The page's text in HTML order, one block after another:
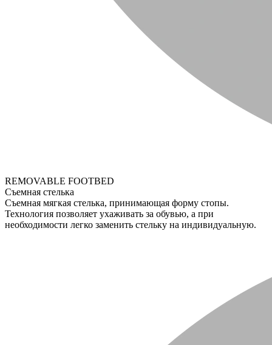
REMOVABLE FOOTBED
Съемная стелька
Съемная мягкая стелька, принимающая форму стопы.
Технология позволяет ухаживать за обувью, а при
необходимости легко заменить стельку на индивидуальную.